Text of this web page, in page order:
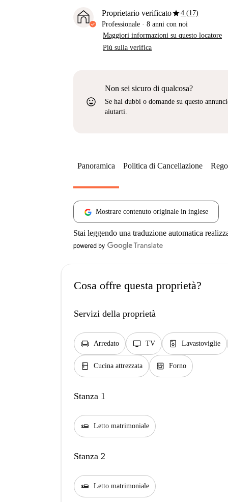
Proprietario verificatostar4 (17)
Professionale · 8 anni con noi
Maggiori informazioni su questo locatore
Più sulla verifica
sentiment_very_satisfied
Non sei sicuro di qualcosa?
Se hai dubbi o domande su questo
aiutarti.
Panoramica Politica di Cancellazione
Mostrare contenuto originale in inglese
Stai leggendo una traduzione automatica
Cosa offre questa proprietà?
Servizi della proprietà
chair Arredato tv TV dishwasher_gen Lavastoviglie
kitchen Cucina attrezzata oven_gen Forno
Stanza 1
airline_seat_flat Letto matrimoniale
Stanza 2
airline_seat_flat Letto matrimoniale